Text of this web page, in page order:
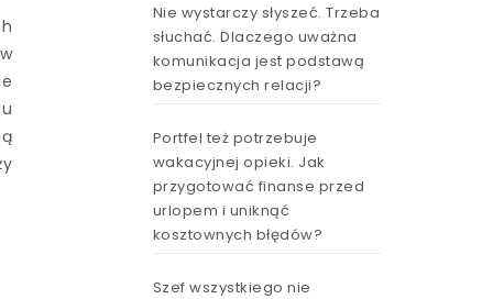
Nie wystarczy słyszeć. Trzeba
słuchać. Dlaczego uważna
komunikacja jest podstawą
bezpiecznych relacji?
Portfel też potrzebuje
wakacyjnej opieki. Jak
przygotować finanse przed
urlopem i uniknąć
kosztownych błędów?
Szef wszystkiego nie